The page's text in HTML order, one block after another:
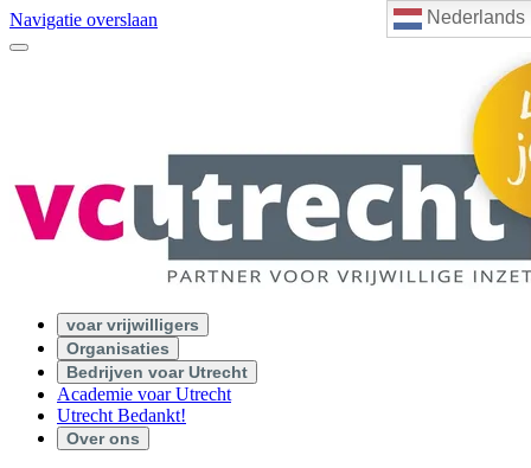
Nederlands
Navigatie overslaan
voar vrijwilligers
Organisaties
Bedrijven voar Utrecht
Academie voar Utrecht
Utrecht Bedankt!
Over ons